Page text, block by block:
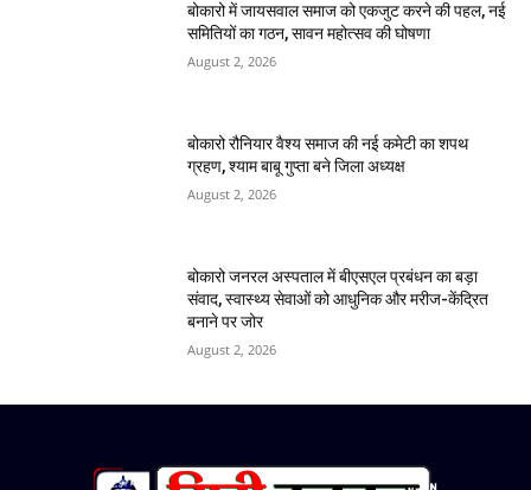
बोकारो में जायसवाल समाज को एकजुट करने की पहल, नई
समितियों का गठन, सावन महोत्सव की घोषणा
August 2, 2026
बोकारो रौनियार वैश्य समाज की नई कमेटी का शपथ
ग्रहण, श्याम बाबू गुप्ता बने जिला अध्यक्ष
August 2, 2026
बोकारो जनरल अस्पताल में बीएसएल प्रबंधन का बड़ा
संवाद, स्वास्थ्य सेवाओं को आधुनिक और मरीज-केंद्रित
बनाने पर जोर
August 2, 2026